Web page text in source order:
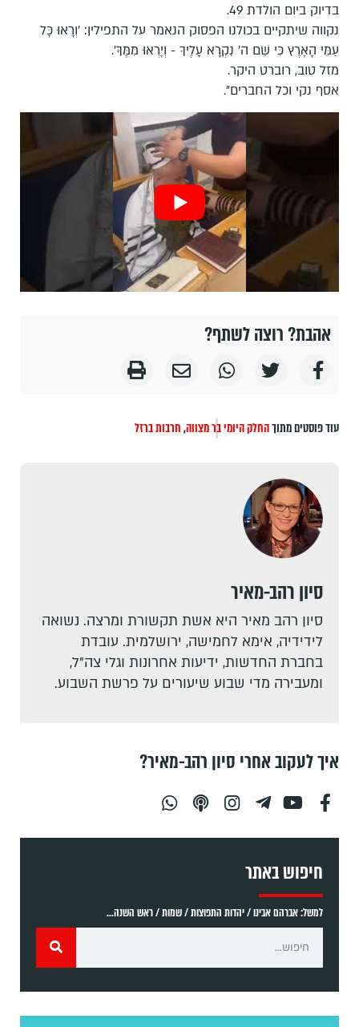
בדיוק ביום הולדת 49.
נקווה שיתקיים בכולנו הפסוק הנאמר על התפילין: 'וְרָאוּ כָּל
עַמֵּי הָאָרֶץ כִּי שֵׁם ה' נִקְרָא עָלֶיךָ - וְיָרְאוּ מִמֶּךָּ'.
מזל טוב, רוברט היקר.
אסף נקי וכל החברים".
אהבת? רוצה לשתף?
עוד פוסטים מתוךהחלק היומיבר מצווה,חרבות ברזל
סיון רהב-מאיר
סיון רהב מאיר היא אשת תקשורת ומרצה. נשואה
לידידיה, אימא לחמישה, ירושלמית. עובדת
בחברת החדשות, ידיעות אחרונות וגלי צה"ל,
ומעבירה מדי שבוע שיעורים על פרשת השבוע.
איך לעקוב אחרי סיון רהב-מאיר?
חיפוש באתר
למשל: אברהם אבינו / יהדות התפוצות / שמות / ראש השנה...